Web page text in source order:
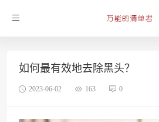
如何最有效地去除黑头？
2023-06-02 163 0